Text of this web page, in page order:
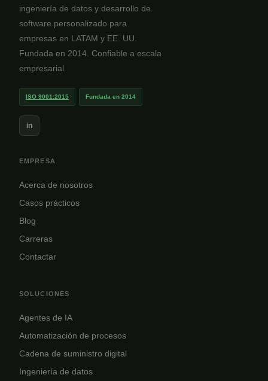
ingeniería de datos y desarrollo de
software personalizado para
empresas en LATAM y EE. UU.
Fundada en 2014. Confiable a escala
empresarial.
ISO 9001:2015 Fundada en 2014
in
EMPRESA
Acerca de nosotros
Casos prácticos
Blog
Carreras
Contactar
SOLUCIONES
Agentes de IA
Automatización de procesos
Cadena de suministro digital
Ingeniería de datos